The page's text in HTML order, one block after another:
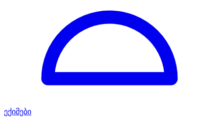
ექიმები